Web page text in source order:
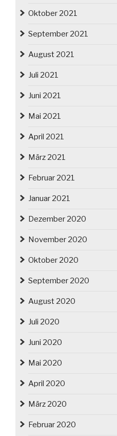
Oktober 2021
September 2021
August 2021
Juli 2021
Juni 2021
Mai 2021
April 2021
März 2021
Februar 2021
Januar 2021
Dezember 2020
November 2020
Oktober 2020
September 2020
August 2020
Juli 2020
Juni 2020
Mai 2020
April 2020
März 2020
Februar 2020